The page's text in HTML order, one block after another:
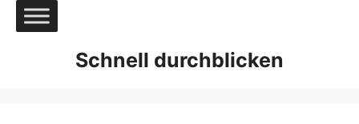
Zum
Inhalt
Schnell durchblicken